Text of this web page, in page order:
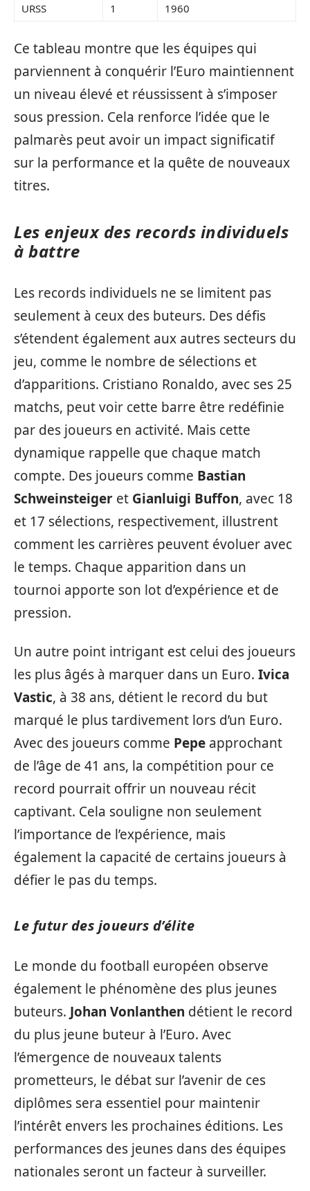
URSS 1 1960
Ce tableau montre que les équipes qui
parviennent à conquérir l’Euro maintiennent
un niveau élevé et réussissent à s’imposer
sous pression. Cela renforce l’idée que le
palmarès peut avoir un impact significatif
sur la performance et la quête de nouveaux
titres.
Les enjeux des records individuels
à battre
Les records individuels ne se limitent pas
seulement à ceux des buteurs. Des défis
s’étendent également aux autres secteurs du
jeu, comme le nombre de sélections et
d’apparitions. Cristiano Ronaldo, avec ses 25
matchs, peut voir cette barre être redéfinie
par des joueurs en activité. Mais cette
dynamique rappelle que chaque match
compte. Des joueurs comme Bastian
Schweinsteiger et Gianluigi Buffon, avec 18
et 17 sélections, respectivement, illustrent
comment les carrières peuvent évoluer avec
le temps. Chaque apparition dans un
tournoi apporte son lot d’expérience et de
pression.
Un autre point intrigant est celui des joueurs
les plus âgés à marquer dans un Euro. Ivica
Vastic, à 38 ans, détient le record du but
marqué le plus tardivement lors d’un Euro.
Avec des joueurs comme Pepe approchant
de l’âge de 41 ans, la compétition pour ce
record pourrait offrir un nouveau récit
captivant. Cela souligne non seulement
l’importance de l’expérience, mais
également la capacité de certains joueurs à
défier le pas du temps.
Le futur des joueurs d’élite
Le monde du football européen observe
également le phénomène des plus jeunes
buteurs. Johan Vonlanthen détient le record
du plus jeune buteur à l’Euro. Avec
l’émergence de nouveaux talents
prometteurs, le débat sur l’avenir de ces
diplômes sera essentiel pour maintenir
l’intérêt envers les prochaines éditions. Les
performances des jeunes dans des équipes
nationales seront un facteur à surveiller.